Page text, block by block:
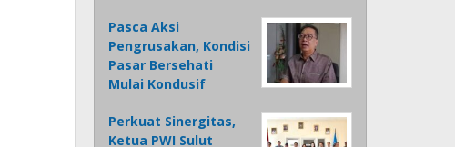
Pasca Aksi
Pengrusakan, Kondisi
Pasar Bersehati
Mulai Kondusif
Perkuat Sinergitas,
Ketua PWI Sulut